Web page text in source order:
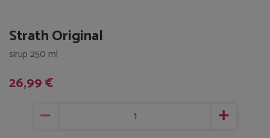
Strath Original
sirup 250 ml
26,99 €